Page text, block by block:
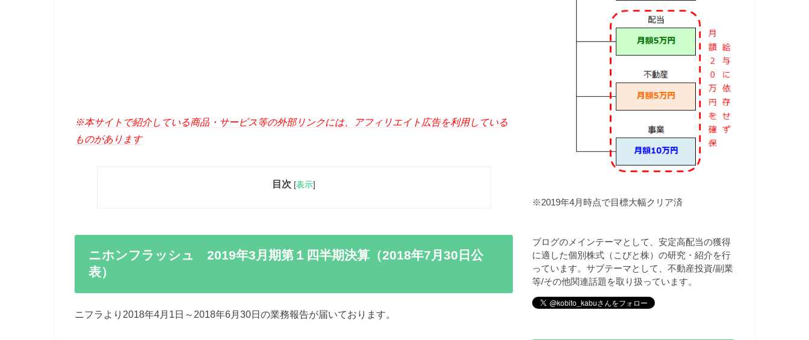
※本サイトで紹介している商品・サービス等の外部リンクには、アフィリエイト広告を利用している
ものがあります
目次 [表示]
ニホンフラッシュ 2019年3月期第１四半期決算（2018年7月30日公
表）
ニフラより2018年4月1日～2018年6月30日の業務報告が届いております。
※2019年4月時点で目標大幅クリア済
ブログのメインテーマとして、安定高配当の獲得
に適した個別株式（こびと株）の研究・紹介を行
っています。サブテーマとして、不動産投資/副業
等/その他関連話題を取り扱っています。